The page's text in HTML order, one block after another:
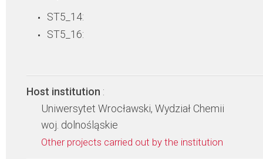
ST5_14:
ST5_16:
Host institution :
Uniwersytet Wrocławski, Wydział Chemii
woj. dolnośląskie
Other projects carried out by the institution